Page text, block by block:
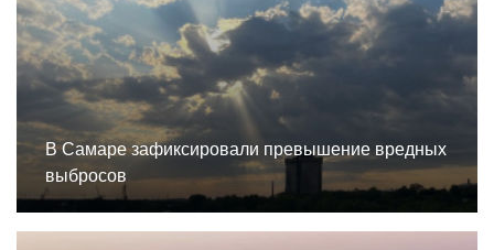
В Самаре зафиксировали превышение вредных
выбросов